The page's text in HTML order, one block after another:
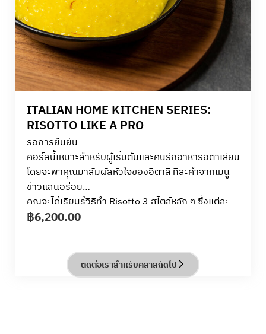
ITALIAN HOME KITCHEN SERIES:
RISOTTO LIKE A PRO
รอการยืนยัน
คอร์สนี้เหมาะสำหรับผู้เริ่มต้นและคนรักอาหารอิตาเลียน
โดยจะพาคุณมาสัมผัสหัวใจของอิตาลี ทีละคำจากเมนู
ข้าวแสนอร่อย
คุณจะได้เรียนรู้วิธีทำ Risotto 3 สไตล์หลัก ๆ ซึ่งแต่ละ
จานจะมีเอกลักษณ์ของรสชาติและเทคนิคการทำแบบมือ
– Risotto al Gorgonzola e Aceto Balsamico (ริซอต
โต้กอร์กอนโซล่าและบัลซามิก)
฿6,200.00
ติดต่อเราสำหรับคลาสถัดไป